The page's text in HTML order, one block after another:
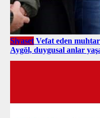
Siyaset Vefat eden
Aygöl, duygusal anlar